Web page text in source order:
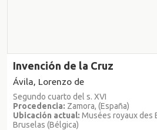
Invención de la Cruz
Ávila, Lorenzo de
Segundo cuarto del s. XVI
Procedencia: Zamora, (España)
Ubicación actual: Musées royaux des
Bruselas (Bélgica)